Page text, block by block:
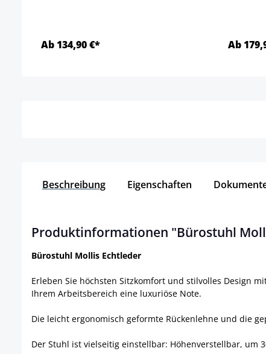
Ab 134,90 €* Ab
Beschreibung Eigenschaften
Produktinformationen "Bürostuhl
Bürostuhl Mollis Echtleder
Erleben Sie höchsten Sitzkomfort und stilvolles Design
Ihrem Arbeitsbereich eine luxuriöse Note.
Die leicht ergonomisch geformte Rückenlehne und die
Der Stuhl ist vielseitig einstellbar: Höhenverstellbar, um